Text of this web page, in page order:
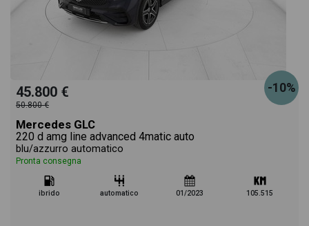
-10%
45.800 €
50.800 €
Mercedes GLC
220 d amg line advanced 4matic auto
blu/azzurro automatico
Pronta consegna
ibrido automatico 01/2023 105.515